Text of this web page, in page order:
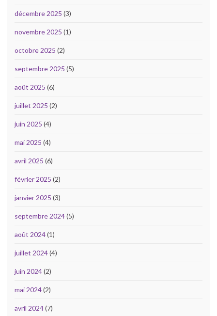
décembre 2025 (3)
novembre 2025 (1)
octobre 2025 (2)
septembre 2025 (5)
août 2025 (6)
juillet 2025 (2)
juin 2025 (4)
mai 2025 (4)
avril 2025 (6)
février 2025 (2)
janvier 2025 (3)
septembre 2024(5)
août 2024(1)
juillet 2024(4)
juin 2024(2)
mai 2024(2)
avril 2024(7)